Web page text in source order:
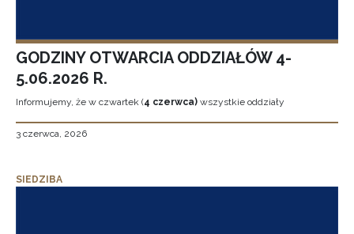
GODZINY OTWARCIA ODDZIAŁÓW 4-
5.06.2026 R.
Informujemy, że w czwartek (4 czerwca) wszystkie oddziały
3 czerwca, 2026
SIEDZIBA